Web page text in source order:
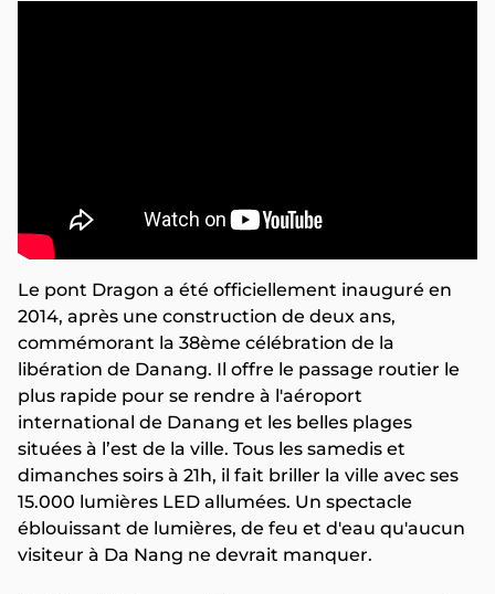
Le pont Dragon a été officiellement inauguré en
2014, après une construction de deux ans,
commémorant la 38ème célébration de la
libération de Danang. Il offre le passage routier le
plus rapide pour se rendre à l'aéroport
international de Danang et les belles plages
situées à l’est de la ville. Tous les samedis et
dimanches soirs à 21h, il fait briller la ville avec ses
15.000 lumières LED allumées. Un spectacle
éblouissant de lumières, de feu et d'eau qu'aucun
visiteur à Da Nang ne devrait manquer.